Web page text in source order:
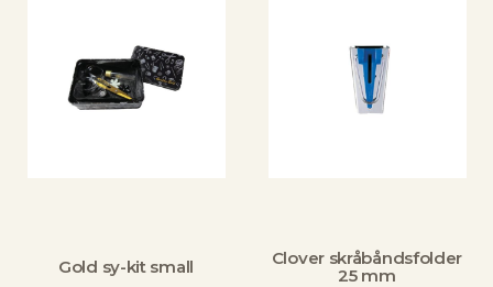
Gold sy-kit small
Clover skråbåndsfolder
25 mm